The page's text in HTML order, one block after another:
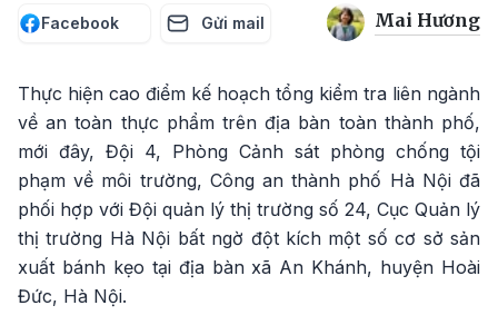
Facebook Gửi mail Mai Hương
Thực hiện cao điểm kế hoạch tổng kiểm tra liên ngành
về an toàn thực phẩm trên địa bàn toàn thành phố,
mới đây, Đội 4, Phòng Cảnh sát phòng chống tội
phạm về môi trường, Công an thành phố Hà Nội đã
phối hợp với Đội quản lý thị trường số 24, Cục Quản lý
thị trường Hà Nội bất ngờ đột kích một số cơ sở sản
xuất bánh kẹo tại địa bàn xã An Khánh, huyện Hoài
Đức, Hà Nội.